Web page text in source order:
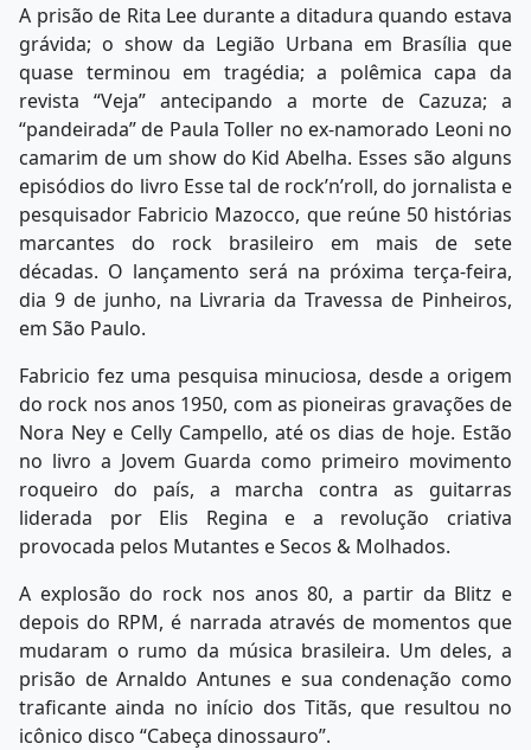
A prisão de Rita Lee durante a ditadura quando estava
grávida; o show da Legião Urbana em Brasília que
quase terminou em tragédia; a polêmica capa da
revista “Veja” antecipando a morte de Cazuza; a
“pandeirada” de Paula Toller no ex-namorado Leoni no
camarim de um show do Kid Abelha. Esses são alguns
episódios do livro Esse tal de rock’n’roll, do jornalista e
pesquisador Fabricio Mazocco, que reúne 50 histórias
marcantes do rock brasileiro em mais de sete
décadas. O lançamento será na próxima terça-feira,
dia 9 de junho, na Livraria da Travessa de Pinheiros,
em São Paulo.
Fabricio fez uma pesquisa minuciosa, desde a origem
do rock nos anos 1950, com as pioneiras gravações de
Nora Ney e Celly Campello, até os dias de hoje. Estão
no livro a Jovem Guarda como primeiro movimento
roqueiro do país, a marcha contra as guitarras
liderada por Elis Regina e a revolução criativa
provocada pelos Mutantes e Secos & Molhados.
A explosão do rock nos anos 80, a partir da Blitz e
depois do RPM, é narrada através de momentos que
mudaram o rumo da música brasileira. Um deles, a
prisão de Arnaldo Antunes e sua condenação como
traficante ainda no início dos Titãs, que resultou no
icônico disco “Cabeça dinossauro”.